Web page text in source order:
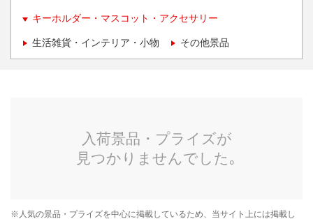
キーホルダー・マスコット・アクセサリー
生活雑貨・インテリア・小物 その他景品